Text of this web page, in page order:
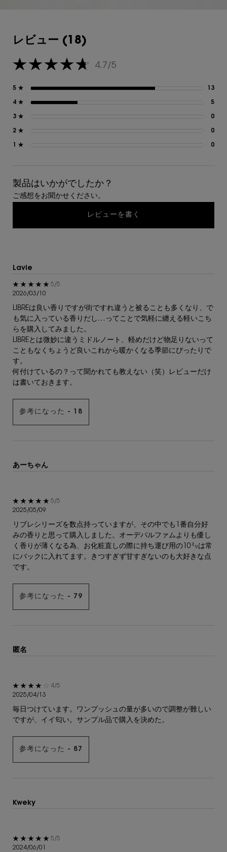
レビュー (18)
5星中4.7。 4.7/5
5 ★ 13
4 ★ 5
3 ★ 0
2 ★ 0
1 ★ 0
製品はいかがでしたか？
ご感想をお聞かせください。
レビューを書く
Lavie
5星中5。
5/5
2026/03/10
LIBREは良い香りですが街ですれ違うと被ることも多くなり、で
も気に入っている香りだし…ってことで気軽に纏える軽いこち
らを購入してみました。
LIBREとは微妙に違うミドルノート、軽めだけど物足りないって
こともなくちょうど良いこれから暖かくなる季節にぴったりで
す。
何付けているの？って聞かれても教えない（笑）レビューだけ
は書いておきます。
参考になった - 18
あーちゃん
5星中5。
5/5
2025/05/09
リブレシリーズを数点持っていますが、その中でも1番自分好
みの香りと思って購入しました。オーデパルファムよりも優し
く香りが薄くなる為、お化粧直しの際に持ち運び用の10㍉は常
にバックに入れてます。きつすぎず甘すぎないのも大好きな点
です。
参考になった - 79
匿名
5星中4。
4/5
2025/04/13
毎日つけています。ワンプッシュの量が多いので調整が難しい
ですが、イイ匂い。サンプル品で購入を決めた。
参考になった - 87
Kweky
5星中5。
5/5
2024/06/01